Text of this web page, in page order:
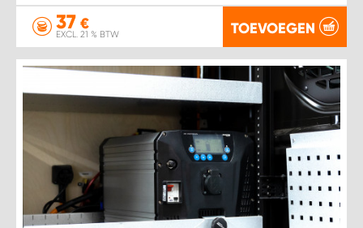
37 €
EXCL. 21 % BTW TOEVOEGEN